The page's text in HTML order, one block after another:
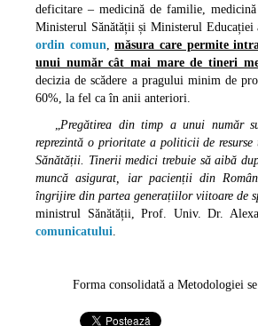
deficitare – medicină de familie,
Ministerul Sănătății și Ministerul Educației
ordin comun,măsura care permite
unui număr cât mai mare de tineri
decizia de scădere a pragului minim de
60%, la fel ca în anii anteriori.
„Pregătirea din timp a unui număr
reprezintă o prioritate a politicii de
Sănătății. Tinerii medici trebuie să aibă
muncă asigurat, iar pacienții din
îngrijire din partea generațiilor viitoare de
ministrul Sănătății, Prof. Univ. Dr.
comunicatului.
Forma consolidată a Metodologiei